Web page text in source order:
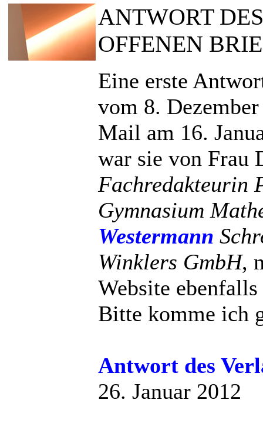
ANTWORT
OFFENEN
Eine erste
vom 8.
Mail am 16.
war sie von Frau
Fachredakteurin
Gymnasium
Westermann
Winklers GmbH,
Website
Bitte komme ich
Antwort des
26. Januar 2012